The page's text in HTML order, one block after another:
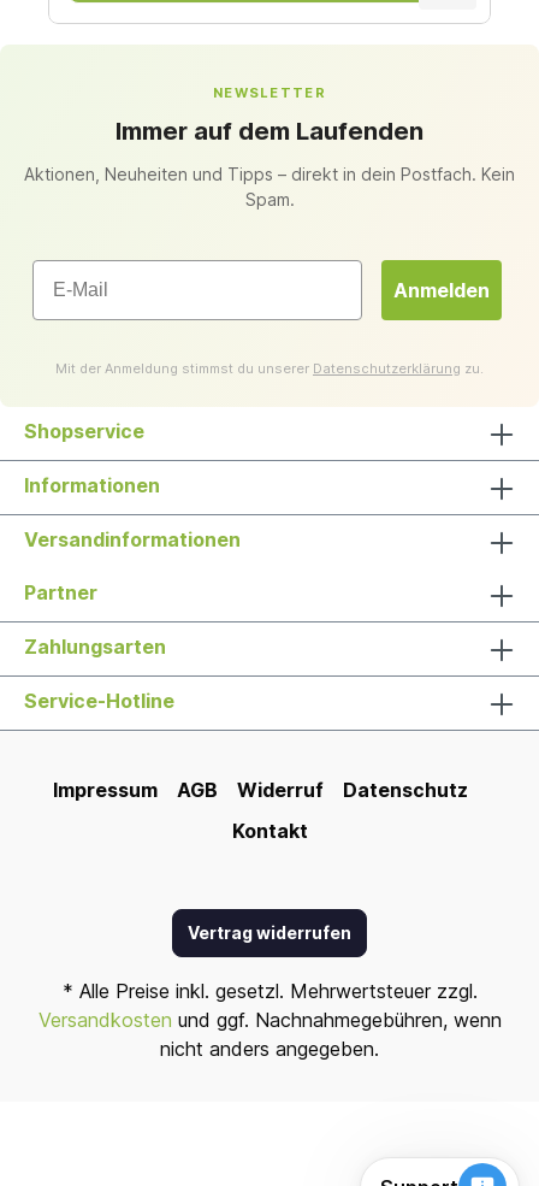
NEWSLETTER
Immer auf dem Laufenden
Aktionen, Neuheiten und Tipps – direkt in dein Postfach. Kein
Spam.
Email
Anmelden
Mit der Anmeldung stimmst du unserer Datenschutzerklärung zu.
Shopservice
Informationen
Versandinformationen
Partner
Zahlungsarten
Service-Hotline
Impressum AGB Widerruf
Datenschutz
Kontakt
Vertrag widerrufen
* Alle Preise inkl. gesetzl. Mehrwertsteuer zzgl.
Versandkosten und ggf. Nachnahmegebühren, wenn
nicht anders angegeben.